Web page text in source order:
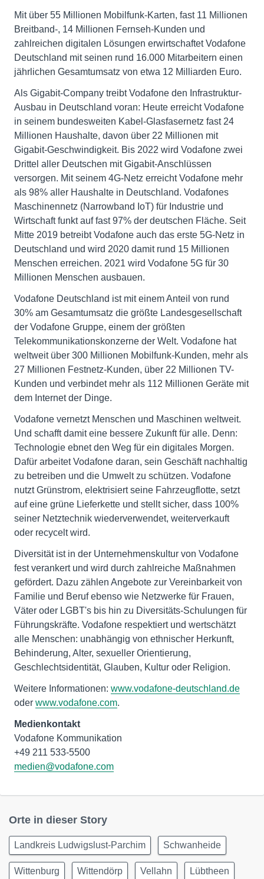
Mit über 55 Millionen Mobilfunk-Karten, fast 11 Millionen
Breitband-, 14 Millionen Fernseh-Kunden und
zahlreichen digitalen Lösungen erwirtschaftet Vodafone
Deutschland mit seinen rund 16.000 Mitarbeitern einen
jährlichen Gesamtumsatz von etwa 12 Milliarden Euro.
Als Gigabit-Company treibt Vodafone den Infrastruktur-
Ausbau in Deutschland voran: Heute erreicht Vodafone
in seinem bundesweiten Kabel-Glasfasernetz fast 24
Millionen Haushalte, davon über 22 Millionen mit
Gigabit-Geschwindigkeit. Bis 2022 wird Vodafone zwei
Drittel aller Deutschen mit Gigabit-Anschlüssen
versorgen. Mit seinem 4G-Netz erreicht Vodafone mehr
als 98% aller Haushalte in Deutschland. Vodafones
Maschinennetz (Narrowband IoT) für Industrie und
Wirtschaft funkt auf fast 97% der deutschen Fläche. Seit
Mitte 2019 betreibt Vodafone auch das erste 5G-Netz in
Deutschland und wird 2020 damit rund 15 Millionen
Menschen erreichen. 2021 wird Vodafone 5G für 30
Millionen Menschen ausbauen.
Vodafone Deutschland ist mit einem Anteil von rund
30% am Gesamtumsatz die größte Landesgesellschaft
der Vodafone Gruppe, einem der größten
Telekommunikationskonzerne der Welt. Vodafone hat
weltweit über 300 Millionen Mobilfunk-Kunden, mehr als
27 Millionen Festnetz-Kunden, über 22 Millionen TV-
Kunden und verbindet mehr als 112 Millionen Geräte mit
dem Internet der Dinge.
Vodafone vernetzt Menschen und Maschinen weltweit.
Und schafft damit eine bessere Zukunft für alle. Denn:
Technologie ebnet den Weg für ein digitales Morgen.
Dafür arbeitet Vodafone daran, sein Geschäft nachhaltig
zu betreiben und die Umwelt zu schützen. Vodafone
nutzt Grünstrom, elektrisiert seine Fahrzeugflotte, setzt
auf eine grüne Lieferkette und stellt sicher, dass 100%
seiner Netztechnik wiederverwendet, weiterverkauft
oder recycelt wird.
Diversität ist in der Unternehmenskultur von Vodafone
fest verankert und wird durch zahlreiche Maßnahmen
gefördert. Dazu zählen Angebote zur Vereinbarkeit von
Familie und Beruf ebenso wie Netzwerke für Frauen,
Väter oder LGBT's bis hin zu Diversitäts-Schulungen für
Führungskräfte. Vodafone respektiert und wertschätzt
alle Menschen: unabhängig von ethnischer Herkunft,
Behinderung, Alter, sexueller Orientierung,
Geschlechtsidentität, Glauben, Kultur oder Religion.
Weitere Informationen: www.vodafone-deutschland.de
oder www.vodafone.com.
Medienkontakt
Vodafone Kommunikation
medien@vodafone.com
Orte in dieser Story
Landkreis Ludwigslust-Parchim Schwanheide
Wittenburg Wittendörp Vellahn Lübtheen